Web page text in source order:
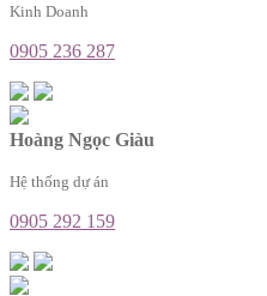
Kinh Doanh
0905 236 287
Hoàng Ngọc Giàu
Hệ thống dự án
0905 292 159